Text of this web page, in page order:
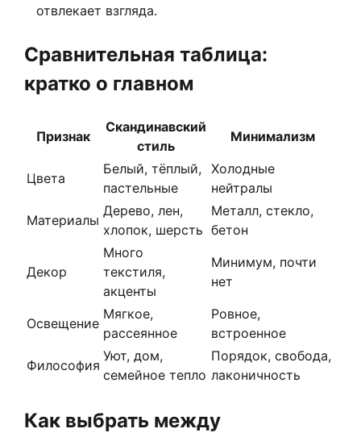
отвлекает взгляда.
Сравнительная таблица:
кратко о главном
Признак
Скандинавский
стиль
Минимализм
Цвета
Белый, тёплый,
пастельные
Холодные
нейтралы
Материалы
Дерево, лен,
хлопок, шерсть
Металл, стекло,
бетон
Декор
Много
текстиля,
акценты
Минимум, почти
нет
Освещение
Мягкое,
рассеянное
Ровное,
встроенное
Философия
Уют, дом,
семейное тепло
Порядок, свобода,
лаконичность
Как выбрать между